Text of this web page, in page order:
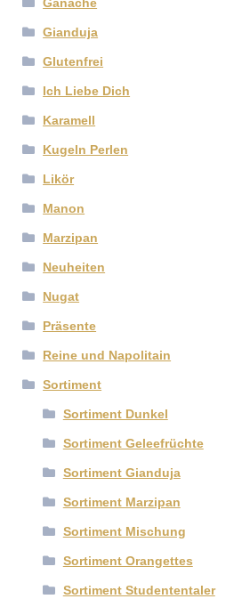
Gianduja
Glutenfrei
Ich Liebe Dich
Karamell
Kugeln Perlen
Likör
Manon
Marzipan
Neuheiten
Nugat
Präsente
Reine und Napolitain
Sortiment
Sortiment Dunkel
Sortiment Geleefrüchte
Sortiment Gianduja
Sortiment Marzipan
Sortiment Mischung
Sortiment Orangettes
Sortiment Studententaler